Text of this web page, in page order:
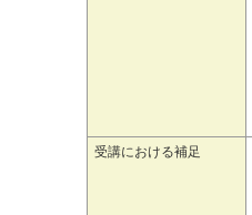
受講における補足